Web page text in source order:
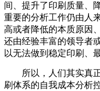
间、提升了印刷质量、
重要的分析工作仍由人
高或者降低的本质原因
还由经验丰富的领导者
以无法做到稳定印刷、
所以，人们其实真正
刷体系的自我成本分析